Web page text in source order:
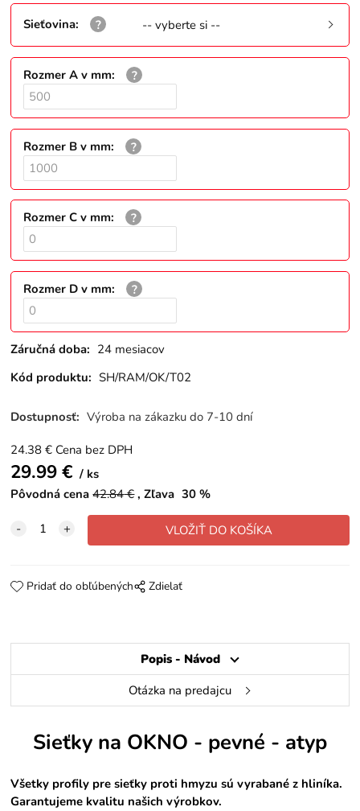
Sieťovina: -- vyberte si --
Rozmer A v mm:
Rozmer B v mm:
Rozmer C v mm:
Rozmer D v mm:
Záručná doba: 24 mesiacov
Kód produktu: SH/RAM/OK/T02
Dostupnosť: Výroba na zákazku do 7-10 dní
24.38 € Cena bez DPH
29.99€
ks
Pôvodná cena 42.84€ Zľava 30 %
Pridať do obľúbených Zdielať
Popis - Návod
Otázka na predajcu
Sieťky na OKNO - pevné - atyp
Všetky profily pre sieťky proti hmyzu sú vyrabané z hliníka.
Garantujeme kvalitu našich výrobkov.